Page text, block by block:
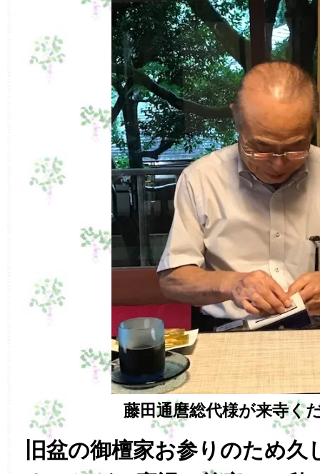
藤田通麿総代様が来寺く
旧盆の御檀家お参りのため